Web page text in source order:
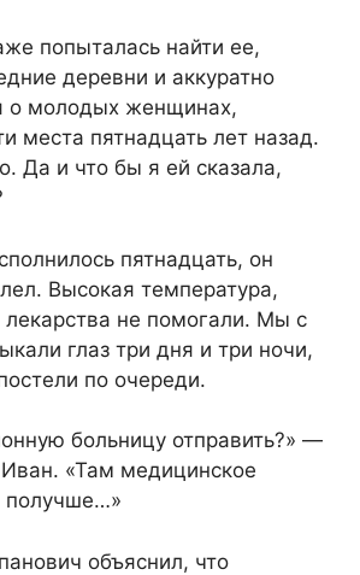
попыталась найти ее,
деревни и аккуратно
о молодых женщинах,
места пятнадцать лет назад.
Да и что бы я ей сказала,
пятнадцать, он
Высокая температура,
лекарства не помогали. Мы с
глаз три дня и три ночи,
по очереди.
больницу отправить?» —
«Там медицинское
получше…»
объяснил, что